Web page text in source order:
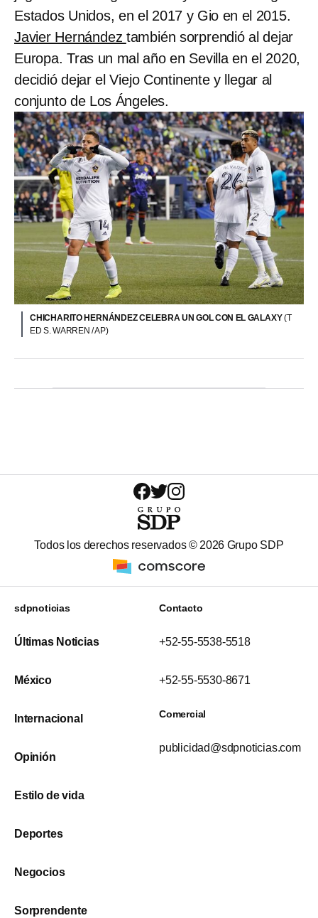
Estados Unidos, en el 2017 y Gio en el 2015.
Javier Hernández también sorprendió al dejar
Europa. Tras un mal año en Sevilla en el 2020,
decidió dejar el Viejo Continente y llegar al
conjunto de Los Ángeles.
CHICHARITO HERNÁNDEZ CELEBRA UN GOL CON EL GALAXY(T
ED S. WARREN / AP)
Todos los derechos reservados © 2026 Grupo SDP
sdpnoticias
Últimas Noticias
México
Internacional
Opinión
Estilo de vida
Deportes
Negocios
Sorprendente
Contacto
+52-55-5538-5518
+52-55-5530-8671
Comercial
publicidad@sdpnoticias.com